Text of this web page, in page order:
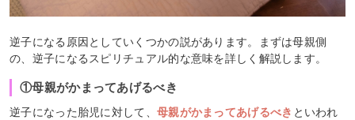
逆子になる原因としていくつかの説があります。まずは母親側
の、逆子になるスピリチュアル的な意味を詳しく解説します。
①母親がかまってあげるべき
逆子になった胎児に対して、 母親がかまってあげるべき といわれ